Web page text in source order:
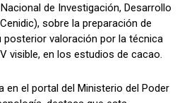
de Investigación, Desarrollo
sobre la preparación de
valoración por la técnica
visible, en los estudios de cacao.
en el portal del Ministerio del Poder